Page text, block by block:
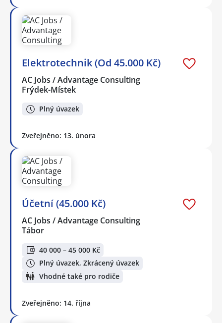
Elektrotechnik (Od 45.000 Kč)
AC Jobs / Advantage Consulting
Frýdek-Místek
Plný úvazek
Zveřejněno: 13. února
Účetní (45.000 Kč)
AC Jobs / Advantage Consulting
Tábor
40 000 – 45 000 Kč
Plný úvazek, Zkrácený úvazek
Vhodné také pro rodiče
Zveřejněno: 14. října